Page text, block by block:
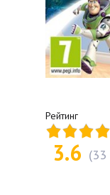
Рейтинг
3.6 (33